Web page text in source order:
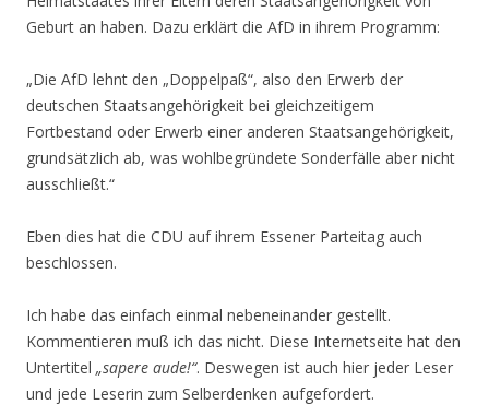
Geburt an haben. Dazu erklärt die AfD in ihrem Programm:
„Die AfD lehnt den „Doppelpaß“, also den Erwerb der
deutschen Staatsangehörigkeit bei gleichzeitigem
Fortbestand oder Erwerb einer anderen Staatsangehörigkeit,
grundsätzlich ab, was wohlbegründete Sonderfälle aber nicht
ausschließt.“
Eben dies hat die CDU auf ihrem Essener Parteitag auch
beschlossen.
Ich habe das einfach einmal nebeneinander gestellt.
Kommentieren muß ich das nicht. Diese Internetseite hat den
Untertitel „sapere aude!“. Deswegen ist auch hier jeder Leser
und jede Leserin zum Selberdenken aufgefordert.